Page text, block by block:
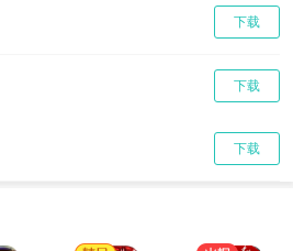
下载
下载
下载